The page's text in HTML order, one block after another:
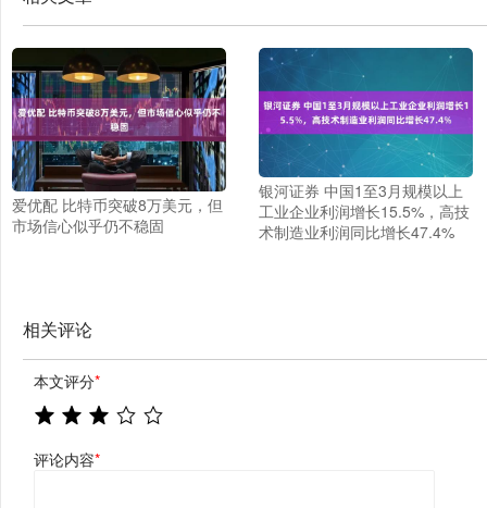
爱优配 比特币突破8万美元，但
市场信心似乎仍不稳固
银河证券 中国1至3月规模以上
工业企业利润增长15.5%，高技
术制造业利润同比增长47.4%
相关评论
本文评分*
评论内容*